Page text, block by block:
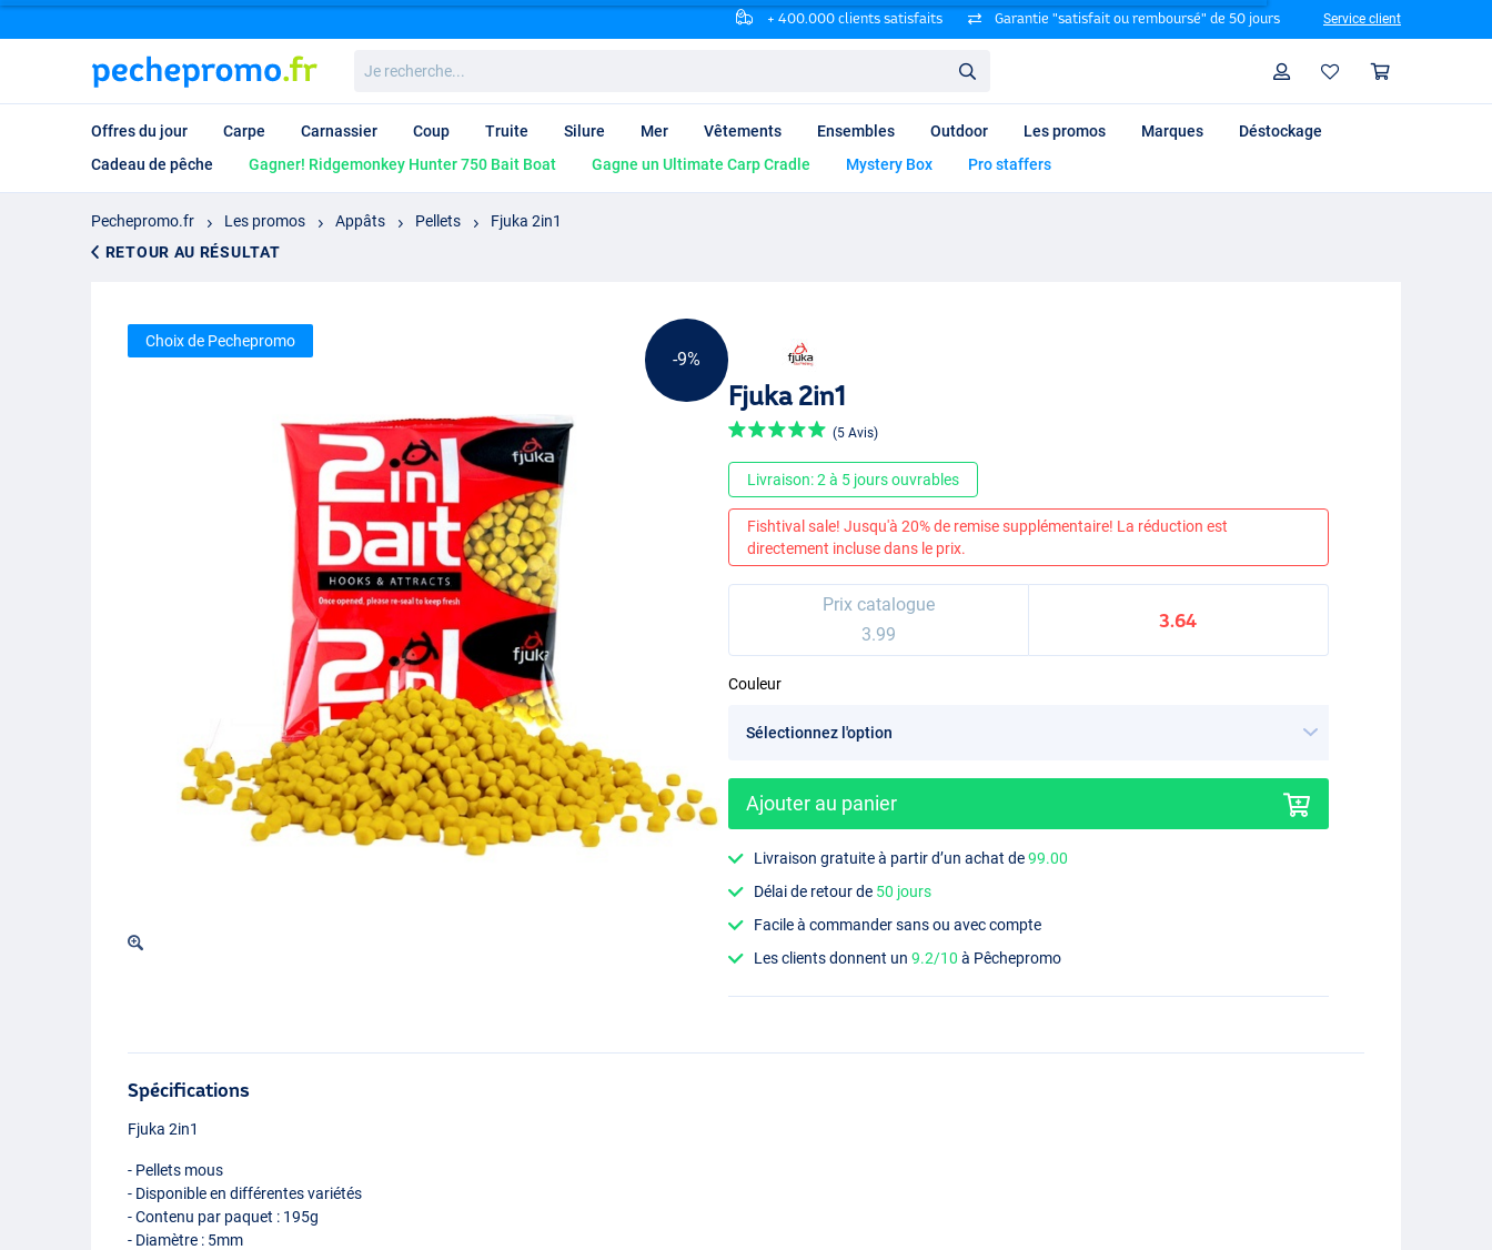
+ 400.000 clients satisfaits Garantie "satisfait ou remboursé" de 50 jours Service client
recherche...
Profil
Offres du jour Carpe Carnassier Coup Truite Silure Mer Vêtements Ensembles Outdoor Les promos Marques
Déstockage
Cadeau de pêche
Gagner! Ridgemonkey Hunter 750 Bait Boat Gagne un Ultimate Carp Cradle Mystery Box Pro staffers
Pechepromo.fr Les promos Appâts Pellets
Fjuka 2in1
RETOUR AU RÉSULTAT
-9%
Choix de Pechepromo
Fjuka 2in1
(5 Avis)
Livraison: 2 à 5 jours ouvrables
Fishtival sale! Jusqu'à 20% de remise supplémentaire! La réduction est
directement incluse dans le prix.
Prix catalogue
3.99
3.64
Couleur
Ajouter au panier
Livraison gratuite à partir d’un achat de99.00
Délai de retour de 50 jours
Facile à commander sans ou avec compte
Les clients donnent un9.2/10 à Pêchepromo
Spécifications
Fjuka 2in1
- Pellets mous
- Disponible en différentes variétés
- Contenu par paquet : 195g
- Diamètre : 5mm